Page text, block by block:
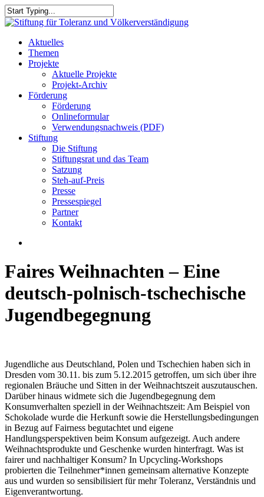
Skip
to
content
Close
search
Menu
Aktuelles
Themen
Projekte
Aktuelle Projekte
Projekt-Archiv
Förderung
Förderung
Onlineformular
Verwendungsnachweis (PDF)
Stiftung
Die Stiftung
Stiftungsrat und das Team
Satzung
Steh-auf-Preis
Presse
Pressespiegel
Partner
Kontakt
Faires Weihnachten – Eine
deutsch-polnisch-tschechische
Jugendbegegnung
Jugendliche aus Deutschland, Polen und Tschechien haben sich in
Dresden vom 30.11. bis zum 5.12.2015 getroffen, um sich über ihre
regionalen Bräuche und Sitten in der Weihnachtszeit auszutauschen.
Darüber hinaus widmete sich die Jugendbegegnung dem
Konsumverhalten speziell in der Weihnachtszeit: Am Beispiel von
Schokolade wurde die Herkunft sowie die Herstellungsbedingungen
in Bezug auf Fairness begutachtet und eigene
Handlungsperspektiven beim Konsum aufgezeigt. Auch andere
Weihnachtsprodukte und Geschenke wurden hinterfragt. Was ist
fairer und nachhaltiger Konsum? In Upcycling-Workshops
probierten die Teilnehmer*innen gemeinsam alternative Konzepte
aus und wurden so sensibilisiert für mehr Toleranz, Verständnis und
Eigenverantwortung.